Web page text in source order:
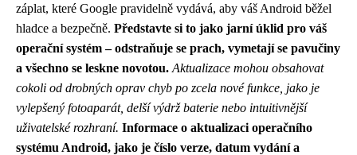
záplat, které Google pravidelně vydává, aby váš Android běžel
hladce a bezpečně. Představte si to jako jarní úklid pro váš
operační systém – odstraňuje se prach, vymetají se pavučiny
a všechno se leskne novotou. Aktualizace mohou obsahovat
cokoli od drobných oprav chyb po zcela nové funkce, jako je
vylepšený fotoaparát, delší výdrž baterie nebo intuitivnější
uživatelské rozhraní. Informace o aktualizaci operačního
systému Android, jako je číslo verze, datum vydání a